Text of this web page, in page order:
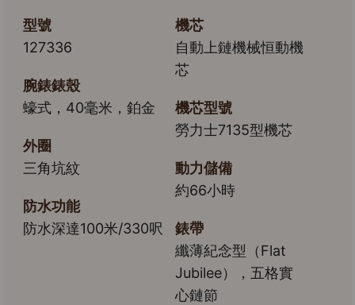
型號
127336
腕錶錶殼
蠔式，40毫米，鉑金
外圈
三角坑紋
防水功能
防水深達100米/330呎
機芯
自動上鏈機械恒動機
芯
機芯型號
勞力士7135型機芯
動力儲備
約66小時
錶帶
纖薄紀念型（Flat
Jubilee），五格實
心鏈節